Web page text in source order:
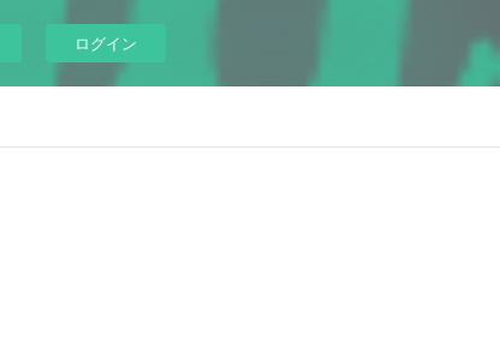
ログイン